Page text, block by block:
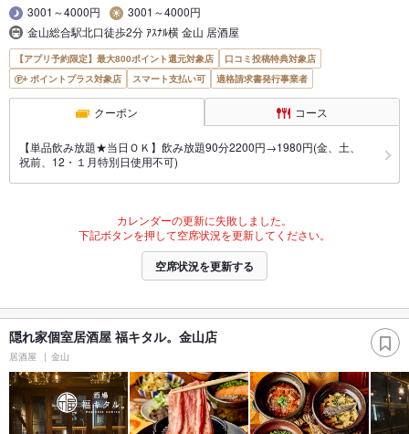
3001～4000円
3001～4000円
金山総合駅北口徒歩2分 ｱｽﾅﾙ横 金山 居酒屋
【アプリ予約限定】最大800ポイント還元対象店
口コミ投稿特典対象店
ポイントプラス対象店
スマート支払い可 適格請求書発行事業者
クーポン コース
【単品飲み放題★当日ＯＫ】飲み放題90分2200円→1980円(金、土、
祝前、12・１月特別日使用不可)
カレンダーの更新に失敗しました。
下記ボタンを押して空席状況を更新してください。
空席状況を更新する
隠れ家個室居酒屋 福キタル。金山店
居酒屋 金山